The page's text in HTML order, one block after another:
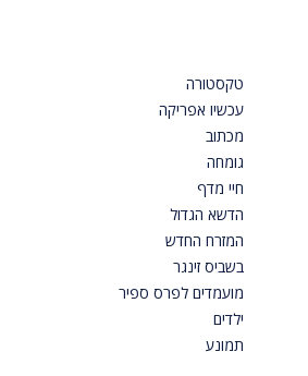
טקסטורה
עכשיו אפריקה
מכתוב
גומחה
חיי מדף
הדשא הגדול
המזרח החדש
בשביס זינגר
מועמדים לפרס ספיר
ילדים
תמונע